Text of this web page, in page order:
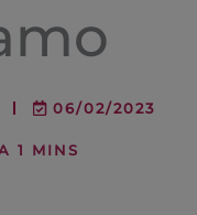
06/02/2023